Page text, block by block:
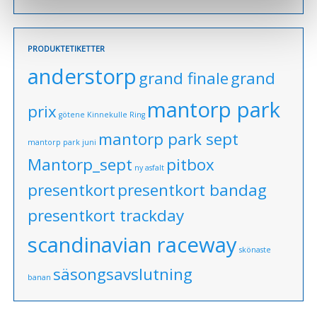
PRODUKTETIKETTER
anderstorpgrand finalegrand
prix götene Kinnekulle Ring mantorp park
mantorp park juni mantorp park sept
Mantorp_sept ny asfalt pitbox
presentkortpresentkort bandag
presentkort trackday
scandinavian raceway skönaste
banan säsongsavslutning